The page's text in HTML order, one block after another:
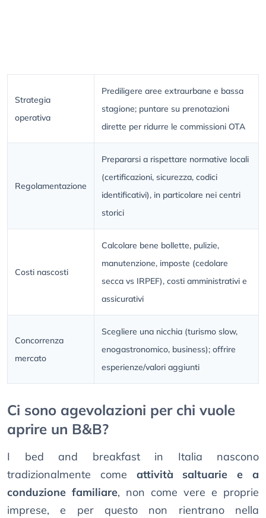
Strategia
operativa
Prediligere aree extraurbane e bassa
stagione; puntare su prenotazioni
dirette per ridurre le commissioni OTA
Regolamentazione
Prepararsi a rispettare normative locali
(certificazioni, sicurezza, codici
identificativi), in particolare nei centri
storici
Costi nascosti
Calcolare bene bollette, pulizie,
manutenzione, imposte (cedolare
secca vs IRPEF), costi amministrativi e
assicurativi
Concorrenza
mercato
Scegliere una nicchia (turismo slow,
enogastronomico, business); offrire
esperienze/valori aggiunti
Ci sono agevolazioni per chi vuole
aprire un B&B?
I bed and breakfast in Italia nascono
tradizionalmente come attività saltuarie e a
conduzione familiare, non come vere e proprie
imprese, e per questo non rientrano nella